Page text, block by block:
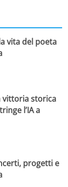
vita del poeta
vittoria storica
l’IA a
progetti e